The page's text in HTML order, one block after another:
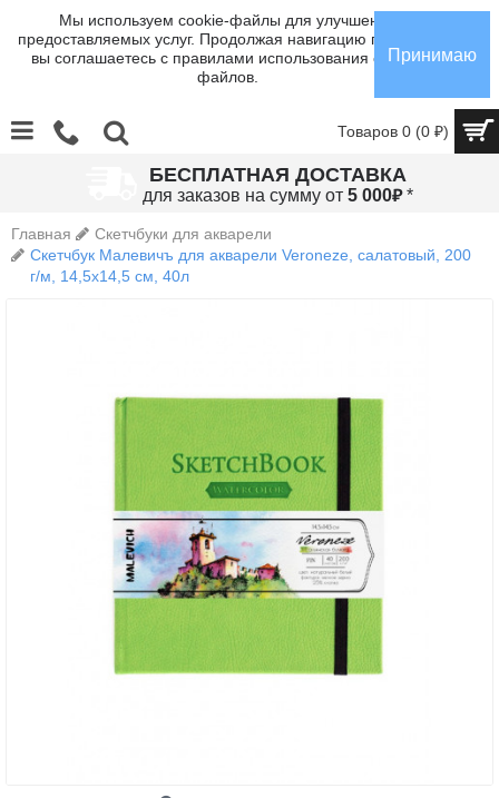
Мы используем cookie-файлы для улучшения
предоставляемых услуг. Продолжая навигацию по сайту,
вы соглашаетесь с правилами использования cookie-
файлов.
Принимаю
Товаров 0 (0 ₽)
БЕСПЛАТНАЯ ДОСТАВКА
для заказов на сумму от 5 000₽*
Главная
Скетчбуки для акварели
Скетчбук Малевичъ для акварели Veroneze, салатовый, 200
г/м, 14,5х14,5 см, 40л